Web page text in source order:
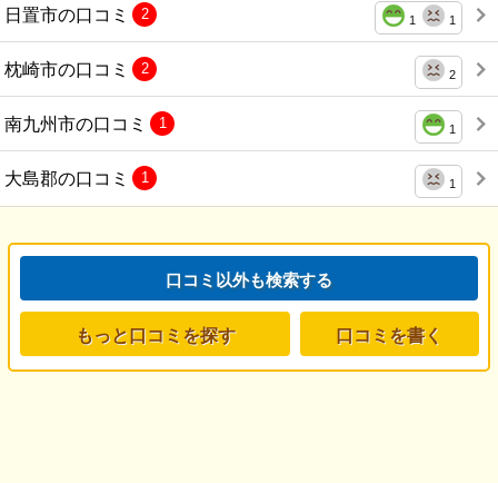
日置市の口コミ 1 1
2
枕崎市の口コミ 2
2
南九州市の口コミ 1
1
大島郡の口コミ 1
1
口コミ以外も検索する
もっと口コミを探す 口コミを書く